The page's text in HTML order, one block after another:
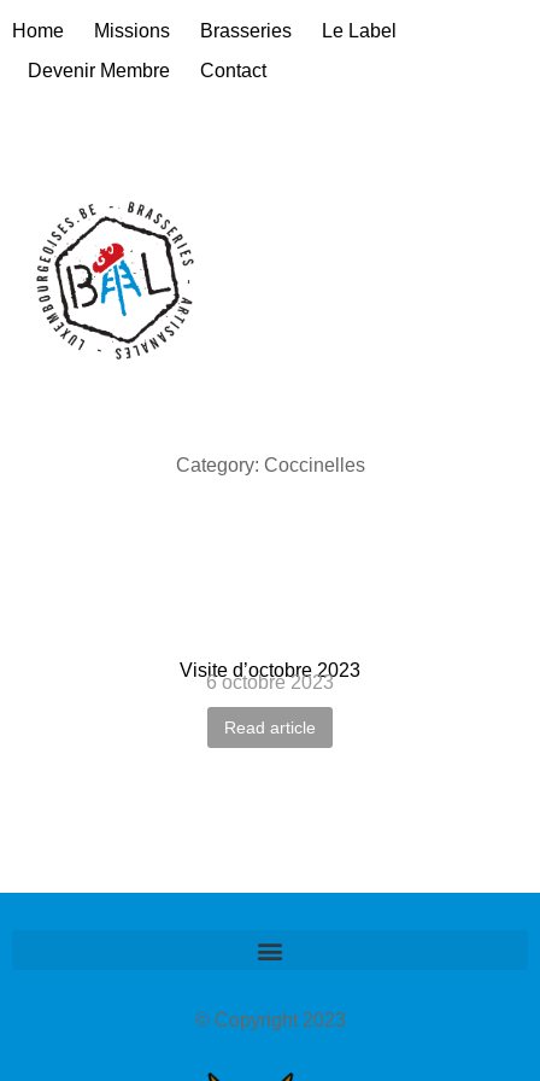
Home Missions Brasseries
Le Label
Devenir Membre
Contact
Category: Coccinelles
Visite d’octobre 2023
6 octobre 2023
Read article
© Copyright 2023